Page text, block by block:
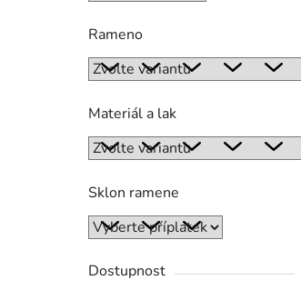
Rameno
Materiál a lak
Sklon ramene
Dostupnost